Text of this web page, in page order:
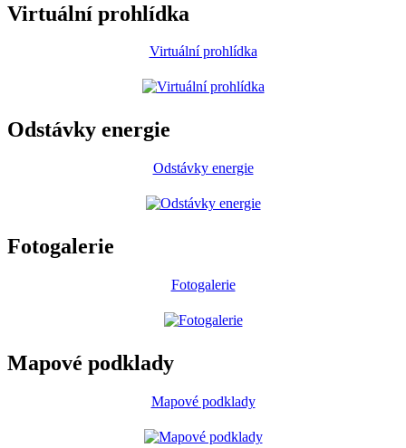
Virtuální prohlídka
Virtuální prohlídka
Odstávky energie
Odstávky energie
Fotogalerie
Fotogalerie
Mapové podklady
Mapové podklady